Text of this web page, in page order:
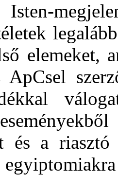
Isten-
elemeket,
és a